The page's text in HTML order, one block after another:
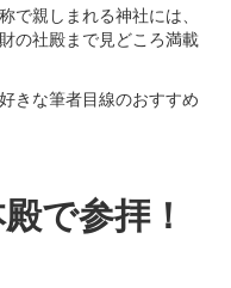
で親しまれる神社には、
の社殿まで見どころ満載
きな筆者目線のおすすめ
で参拝！